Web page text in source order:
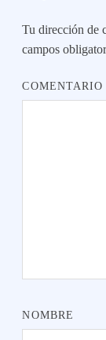
Tu dirección de
campos
NOMBRE